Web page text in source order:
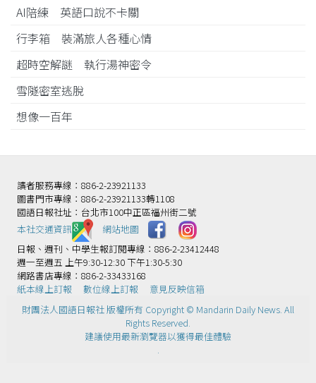
AI陪練 英語口說不卡關
行李箱 裝滿旅人各種心情
超時空解謎 執行湯神密令
雪隧密室逃脫
想像一百年
讀者服務專線：886-2-23921133
圖書門市專線：886-2-23921133轉1108
國語日報社址：台北市100中正區福州街二號
本社交通資訊️
網站地圖
日報、週刊、中學生報訂閱專線：886-2-23412448
週一至週五 上午9:30-12:30 下午1:30-5:30
網路書店專線：886-2-33433168
紙本線上訂報
數位線上訂報
意見反映信箱
財團法人國語日報社 版權所有 Copyright © Mandarin Daily News. All
Rights Reserved.
建議使用最新瀏覽器以獲得最佳體驗
.